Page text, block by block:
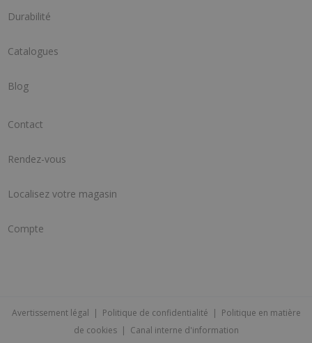
Durabilité
Catalogues
Blog
Contact
Rendez-vous
Localisez votre magasin
Compte
Avertissement légal | Politique de confidentialité | Politique en matière
de cookies| Canal interne d'information